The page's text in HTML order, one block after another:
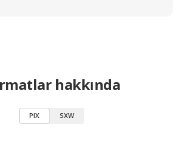
hakkında
PIX SXW